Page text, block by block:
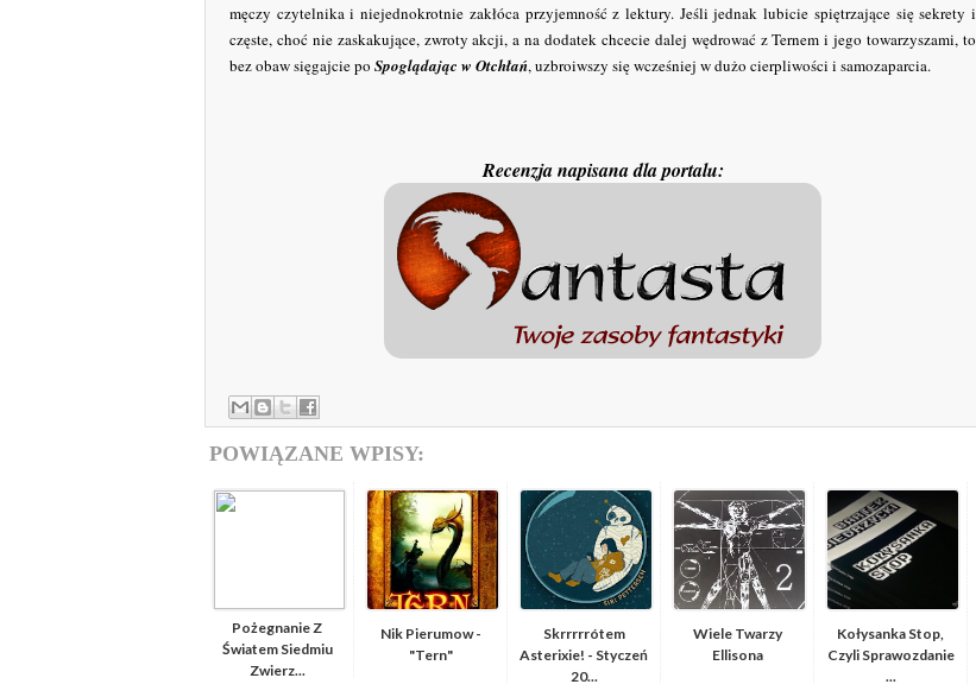
męczy czytelnika i niejednokrotnie zakłóca przyjemność z lektury. Jeśli jednak lubicie spiętrzające się sekrety i
częste, choć nie zaskakujące, zwroty akcji, a na dodatek chcecie dalej wędrować z Ternem i jego towarzyszami, to
bez obaw sięgajcie po Spoglądając w Otchłań, uzbroiwszy się wcześniej w dużo cierpliwości i samozaparcia.
Recenzja napisana dla portalu:
POWIĄZANE WPISY:
Pożegnanie Z
Światem Siedmiu
Zwierz...
Nik Pierumow -
"Tern"
Skrrrrrótem
Asterixie! - Styczeń
20...
Wiele Twarzy
Ellisona
Kołysanka Stop,
Czyli Sprawozdanie
...